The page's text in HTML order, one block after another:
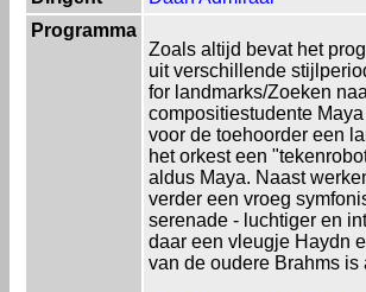
Programma
Zoals altijd bevat het
uit verschillende
for landmarks/Zoeken
compositiestudente
voor de toehoorder een
het orkest een
aldus Maya. Naast
verder een vroeg
serenade - luchtiger en
daar een vleugje Haydn
van de oudere Brahms is